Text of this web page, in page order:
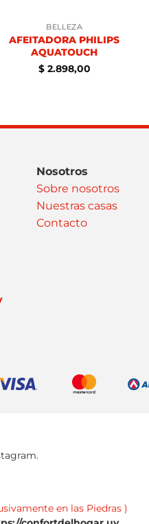
BELLEZA
AFEITADORA PHILIPS
AQUATOUCH
$2.898,00
Nosotros
Sobre nosotros
Nuestras casas
Contacto
en las Piedras )